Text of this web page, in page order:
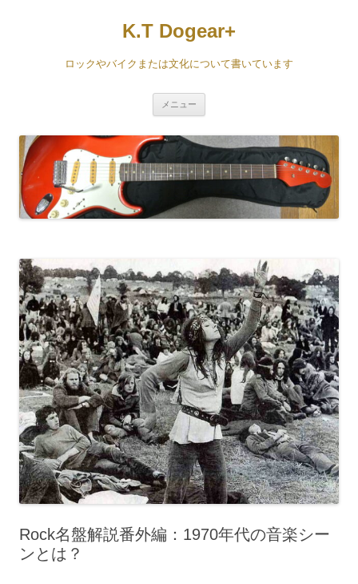
K.T Dogear+
ロックやバイクまたは文化について書いています
メニュー
Rock名盤解説番外編：1970年代の音楽シー
ンとは？